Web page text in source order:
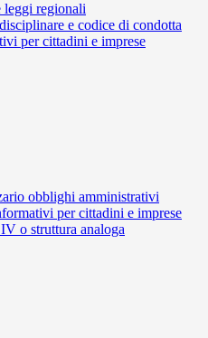
leggi regionali
e codice di condotta
per cittadini e imprese
obblighi amministrativi
per cittadini e imprese
o struttura analoga